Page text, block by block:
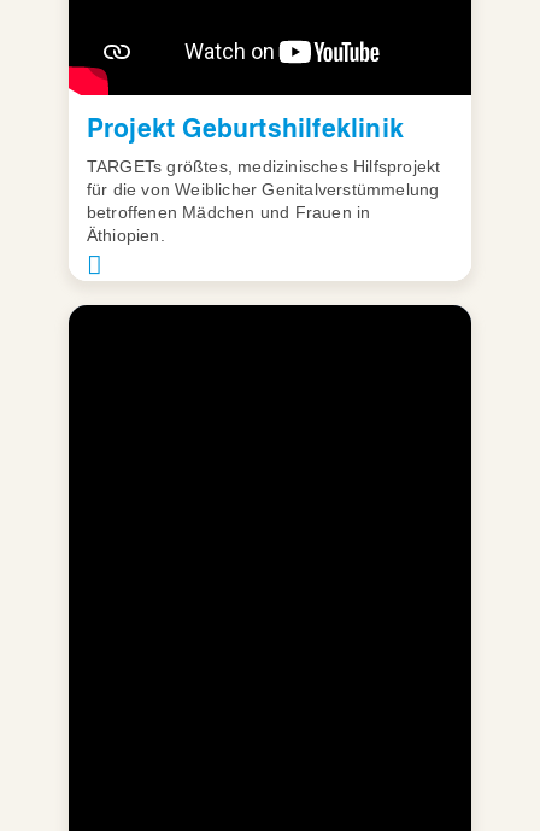
Projekt Geburtshilfeklinik
TARGETs größtes, medizinisches Hilfsprojekt
für die von Weiblicher Genitalverstümmelung
betroffenen Mädchen und Frauen in
Äthiopien.